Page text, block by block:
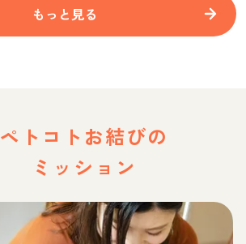
もっと見る
ペトコトお結びの
ミッション